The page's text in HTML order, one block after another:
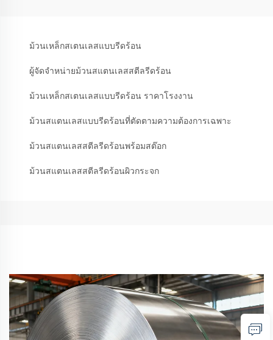
ม้วนเหล็กสเตนเลสแบบรีดร้อน
ผู้จัดจำหน่ายม้วนสแตนเลสสตีลรีดร้อน
ม้วนเหล็กสเตนเลสแบบรีดร้อน ราคาโรงงาน
ม้วนสแตนเลสแบบรีดร้อนที่ตัดตามความต้องการเฉพาะ
ม้วนสแตนเลสสตีลรีดร้อนพร้อมสต๊อก
ม้วนสแตนเลสสตีลรีดร้อนผิวกระจก